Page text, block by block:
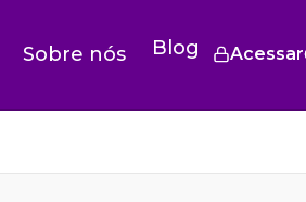
Sobre nós Blog Acessar